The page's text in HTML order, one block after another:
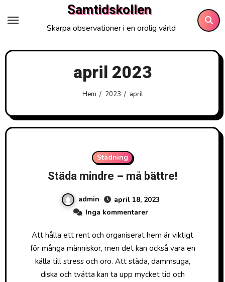
Samtidskollen
Skarpa observationer i en orolig värld
april 2023
Hem 2023 april
Städning
Städa mindre – må bättre!
admin
april 18, 2023
Inga kommentarer
Att hålla ett rent och organiserat hem är viktigt
för många människor, men det kan också vara en
källa till stress och oro. Att städa, dammsuga,
diska och tvätta kan ta upp mycket tid och